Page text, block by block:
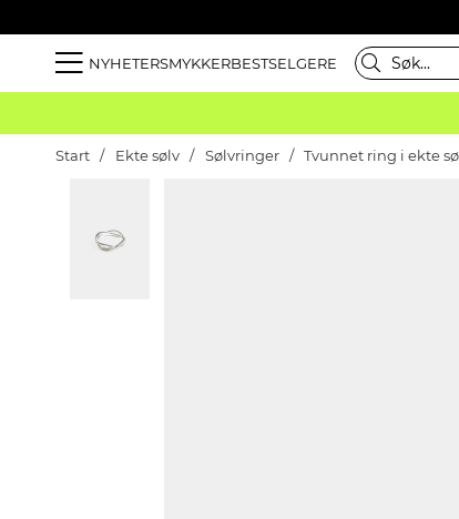
NYHETERSMYKKERBESTSELGERE
Start Ekte sølv Sølvringer Tvunnet ring i ekte